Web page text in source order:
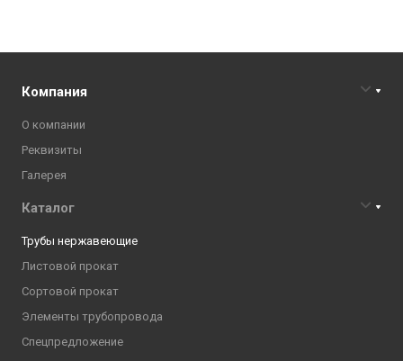
Компания
О компании
Реквизиты
Галерея
Каталог
Трубы нержавеющие
Листовой прокат
Сортовой прокат
Элементы трубопровода
Спецпредложение